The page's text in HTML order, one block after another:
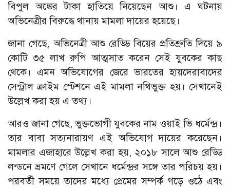
বিপুল অঙ্কের টাকা হাতিয়ে নিয়েছেন আশু। এ ঘটনায়
অভিনেত্রীর বিরুদ্ধে থানায় মামলা দায়ের হয়েছে।
জানা গেছে, অভিনেত্রী আশু রেড্ডি বিয়ের প্রতিশ্রুতি দিয়ে ৯
কোটি ৩৫ লাখ রুপি আত্মসাত করেন সেই যুবকের কাছ
থেকে। এমন অভিযোগের জেরে ভারতের হায়দেরাবাদের
সেন্ট্রাল ক্রাইম স্টেশনে এই মামলা নথিভুক্ত হয়। সেখানেই
উল্লেখ করা হয় এ তথ্য।
আরও জানা গেছে, ভুক্তভোগী যুবকের নাম ওয়াই ভি ধর্মেন্দ্র।
তার বাবা সত্যনারায়ণ এই অভিযোগ দায়ের করেছেন।
মামলার এজাহারে উল্লেখ করা হয়, ২০১৮ সালে আশু রেড্ডি
লন্ডনে ভ্রমণে গেলে সেখানে ধর্মেন্দ্রর সঙ্গে তার পরিচয় হয়।
পরবর্তী সময়ে তাদের মধ্যে প্রেমের সম্পর্ক গড়ে ওঠে এবং